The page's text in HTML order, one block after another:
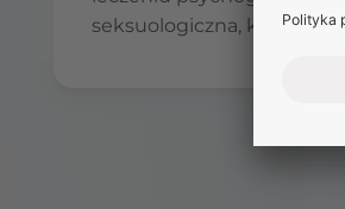
seksuologiczna, która